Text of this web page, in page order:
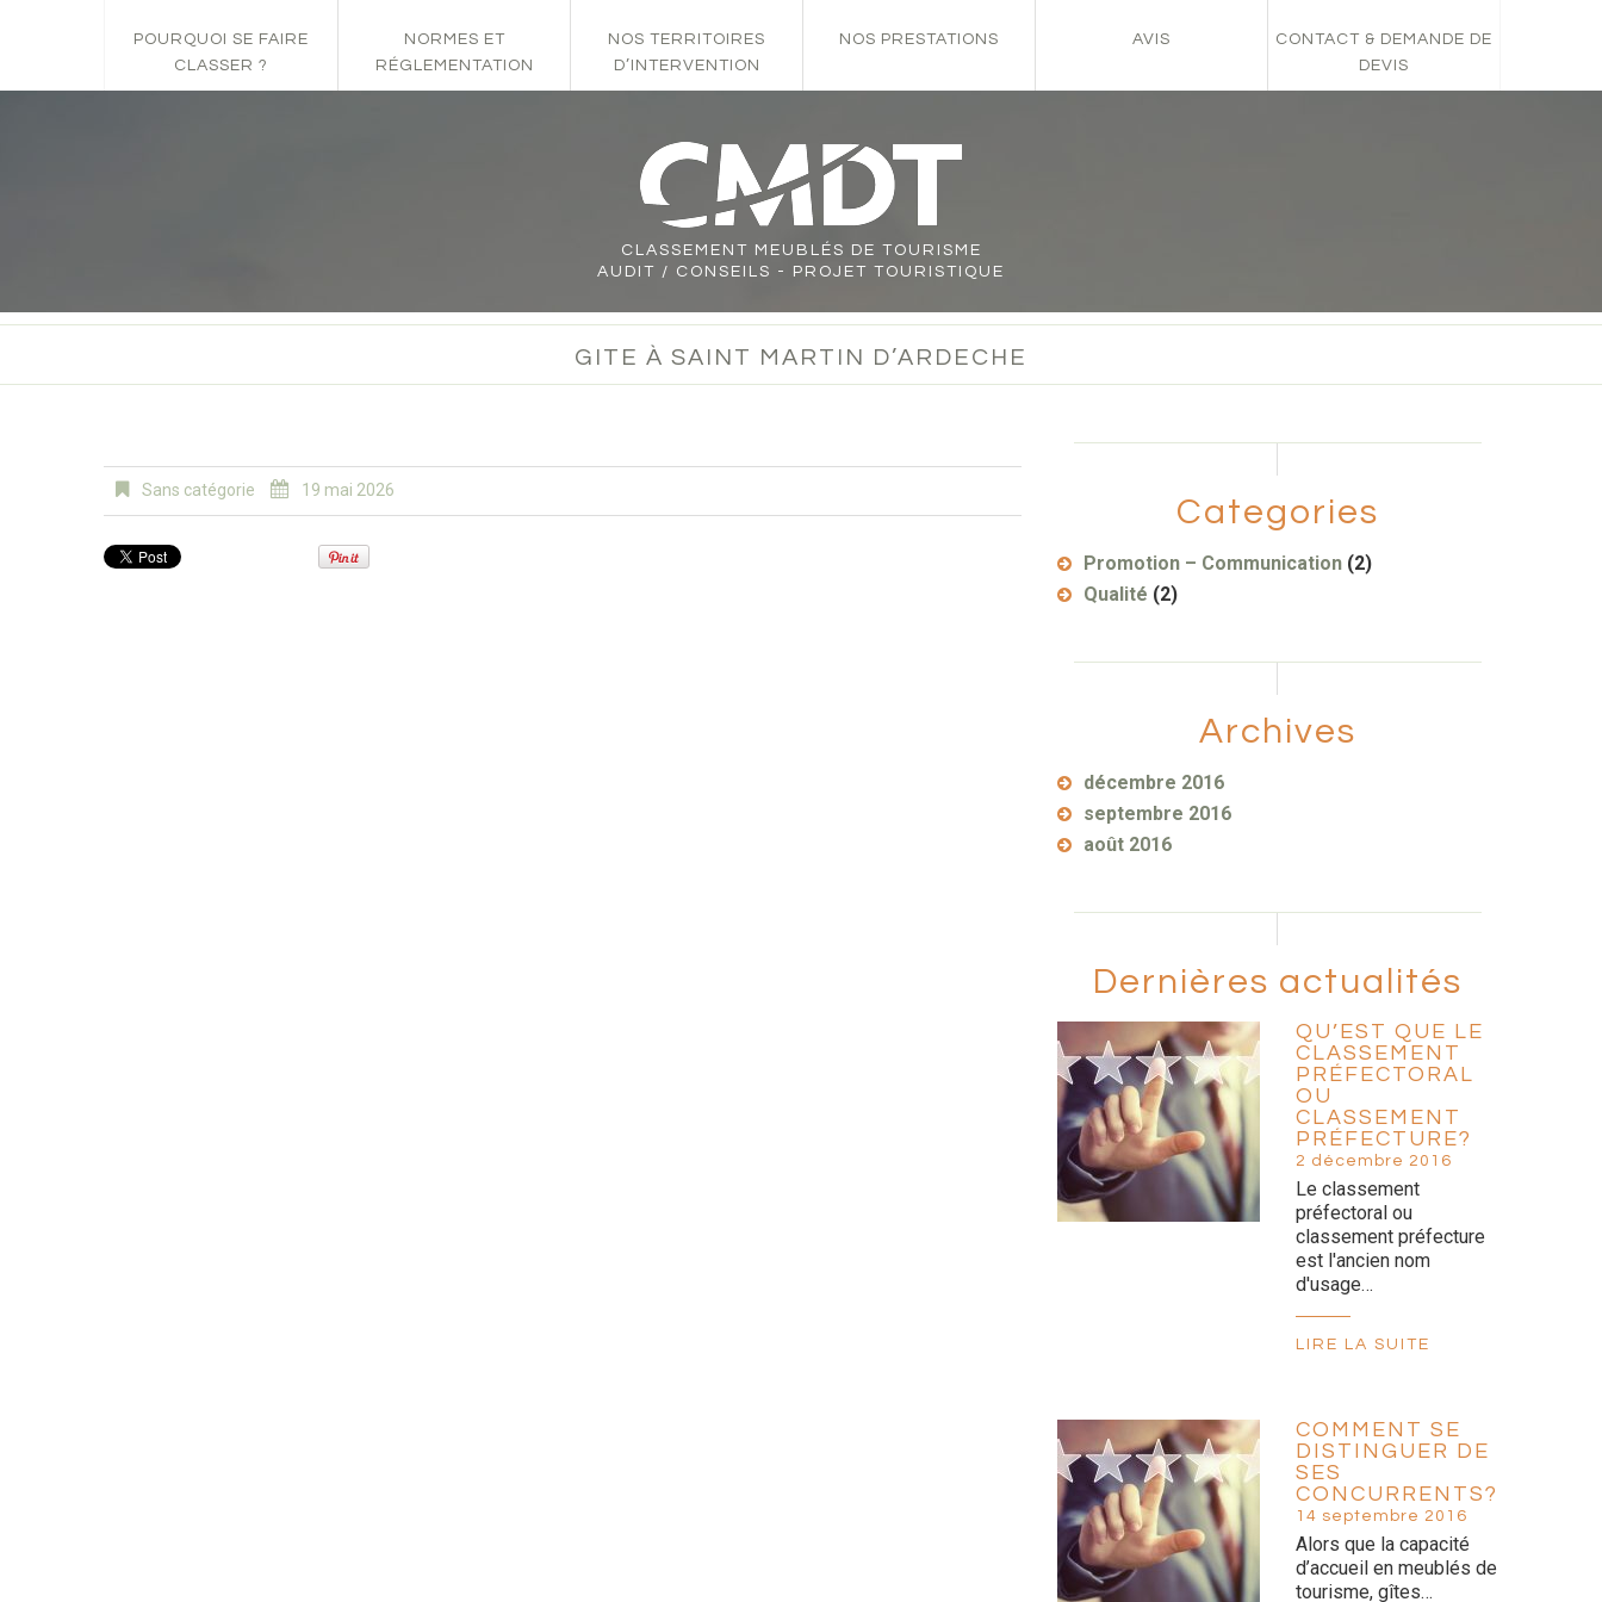
POURQUOI SE FAIRE
CLASSER ?
NORMES ET
RÉGLEMENTATION
NOS TERRITOIRES
D’INTERVENTION
NOS PRESTATIONS AVIS
CONTACT & DEMANDE DE
DEVIS
CLASSEMENT
MEUBLÉS DE TOURISME
AUDIT / CONSEILS - PROJET TOURISTIQUE
GITE À SAINT MARTIN D’ARDECHE
Sans catégorie 19 mai 2026
Categories
Promotion – Communication (2)
Qualité (2)
Archives
décembre 2016
septembre 2016
août 2016
Dernières actualités
QU’EST QUE LE
CLASSEMENT
PRÉFECTORAL
OU
CLASSEMENT
PRÉFECTURE?
2 décembre 2016
Le classement
préfectoral ou
classement préfecture
est l'ancien nom
d'usage…
LIRE LA SUITE
COMMENT SE
DISTINGUER DE
SES
CONCURRENTS?
14 septembre 2016
Alors que la capacité
d’accueil en meublés de
tourisme, gîtes…